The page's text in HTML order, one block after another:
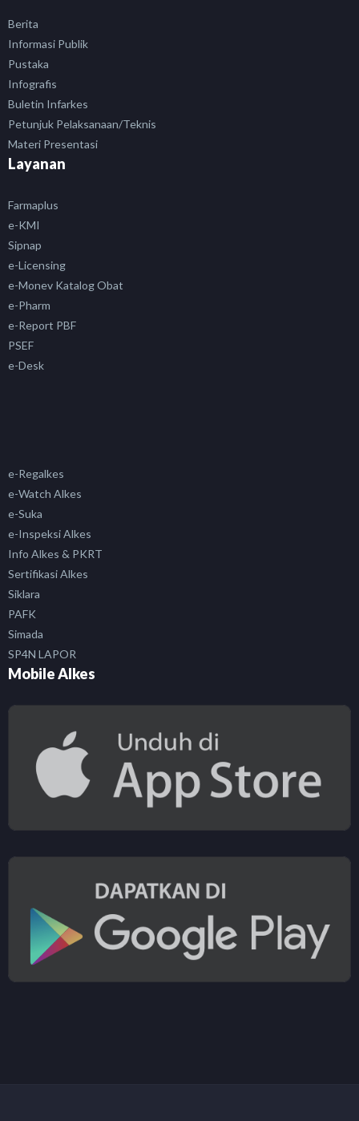
Berita
Informasi Publik
Pustaka
Infografis
Buletin Infarkes
Petunjuk Pelaksanaan/Teknis
Materi Presentasi
Layanan
Farmaplus
e-KMI
Sipnap
e-Licensing
e-Monev Katalog Obat
e-Pharm
e-Report PBF
PSEF
e-Desk
e-Regalkes
e-Watch Alkes
e-Suka
e-Inspeksi Alkes
Info Alkes & PKRT
Sertifikasi Alkes
Siklara
PAFK
Simada
SP4N LAPOR
Mobile Alkes